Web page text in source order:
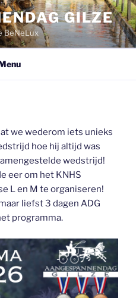
GILZE
BeNeLux
we wederom iets unieks
hoe hij altijd was
wedstrijd!
eer om het KNHS
L en M te organiseren!
liefst 3 dagen ADG
programma.